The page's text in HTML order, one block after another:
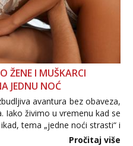
ŽENE I MUŠKARCI
JEDNU NOĆ
avantura bez obaveza,
Iako živimo u vremenu kad se
tema „jedne noći strasti“ i
zapravo misle žene, a što
Pročitaj više